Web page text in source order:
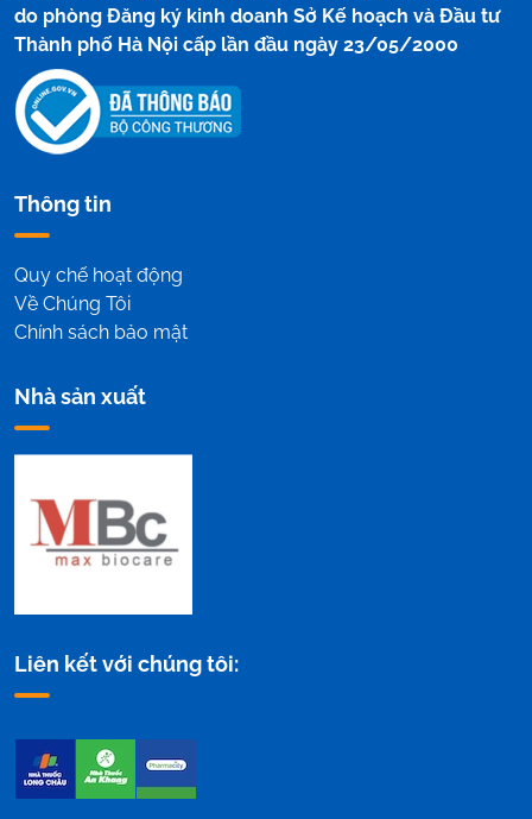
do phòng Đăng ký kinh doanh Sở Kế hoạch và Đầu tư
Thành phố Hà Nội cấp lần đầu ngày 23/05/2000
Thông tin
Quy chế hoạt động
Về Chúng Tôi
Chính sách bảo mật
Nhà sản xuất
Liên kết với chúng tôi: